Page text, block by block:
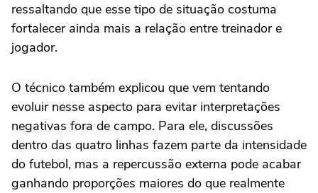
ressaltando que esse tipo de situação costuma
fortalecer ainda mais a relação entre treinador e
jogador.
O técnico também explicou que vem tentando
evoluir nesse aspecto para evitar interpretações
negativas fora de campo. Para ele, discussões
dentro das quatro linhas fazem parte da intensidade
do futebol, mas a repercussão externa pode acabar
ganhando proporções maiores do que realmente